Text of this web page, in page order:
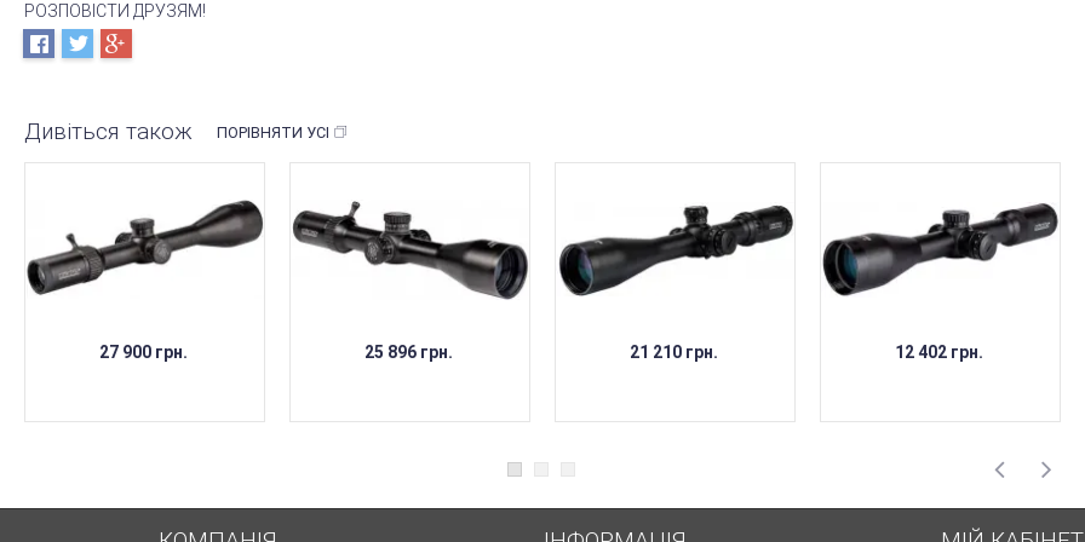
РОЗПОВІСТИ ДРУЗЯМ!
Дивіться також ПОРІВНЯТИ УСІ
27 900 грн. 25 896 грн. 21 210 грн. 12 402 грн.